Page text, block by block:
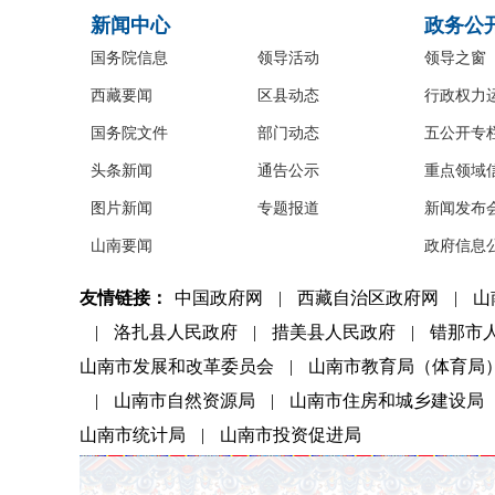
新闻中心
国务院信息
西藏要闻
国务院文件
头条新闻
图片新闻
山南要闻
领导活动
区县动态
部门动态
通告公示
专题报道
政务公
领导之窗
行政权力
五公开专
重点领域
新闻发布
政府信息
友情链接： 中国政府网 | 西藏自治区政府网 | 山
|
洛扎县人民政府 | 措美县人民政府 | 错那市
山南市发展和改革委员会
| 山南市教育局（体育局）
|
山南市自然资源局 | 山南市住房和城乡建设局
山南市统计局
| 山南市投资促进局